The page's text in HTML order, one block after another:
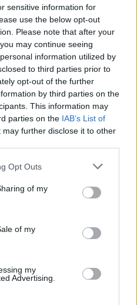
sensitive information for
use the below opt-out
Please note that after your
may continue seeing
information utilized by
to third parties prior to
opt-out of the further
by third parties on the
This information may
parties on the IAB’s List of
may further disclose it to other
uses one or more Google
behaviour. You may click to
and its third-party tags to
purposes in below Google
Opt Outs
of my
of my
my
Advertising.
πλέον είναι
του έργου.